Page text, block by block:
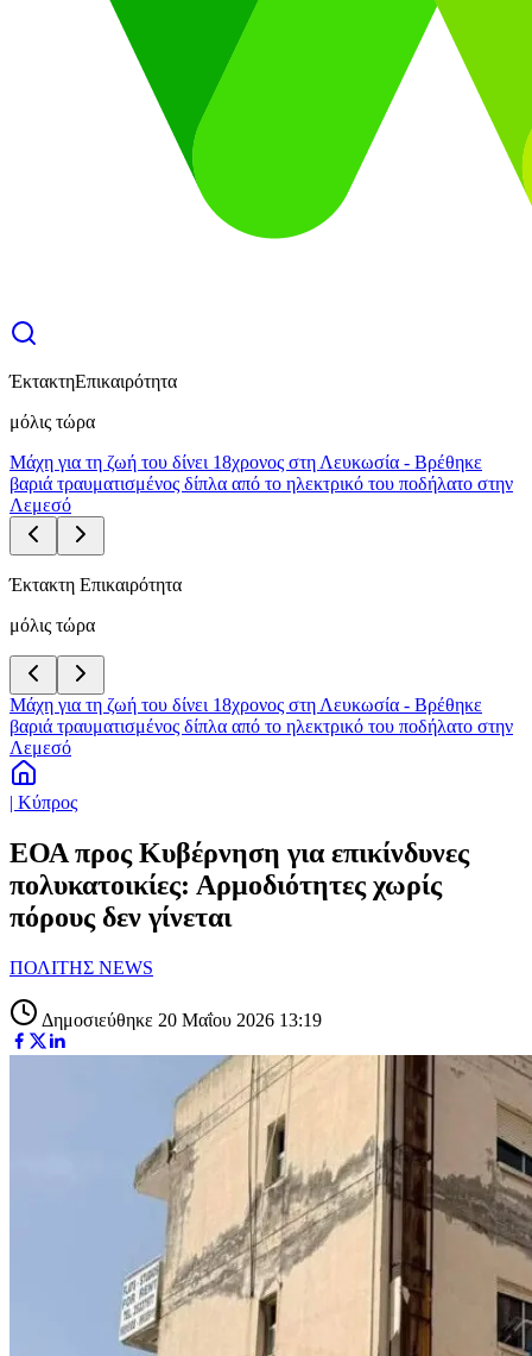
ΈκτακτηΕπικαιρότητα
μόλις τώρα
Μάχη για τη ζωή του δίνει 18χρονος στη Λευκωσία - Βρέθηκε
βαριά τραυματισμένος δίπλα από το ηλεκτρικό του ποδήλατο στην
Λεμεσό
Έκτακτη Επικαιρότητα
μόλις τώρα
Μάχη για τη ζωή του δίνει 18χρονος στη Λευκωσία - Βρέθηκε
βαριά τραυματισμένος δίπλα από το ηλεκτρικό του ποδήλατο στην
Λεμεσό
| Κύπρος
ΕΟΑ προς Κυβέρνηση για επικίνδυνες
πολυκατοικίες: Αρμοδιότητες χωρίς
πόρους δεν γίνεται
ΠΟΛΙΤΗΣ NEWS
Δημοσιεύθηκε 20 Μαΐου 2026 13:19